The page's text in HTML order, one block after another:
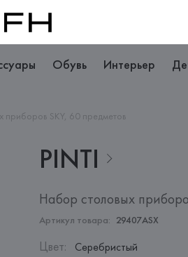
Обувь Интерьер
приборов SKY, 60 предметов
PINTI
Набор столовых
Артикул товара: 29407ASX
Цвет: Серебристый